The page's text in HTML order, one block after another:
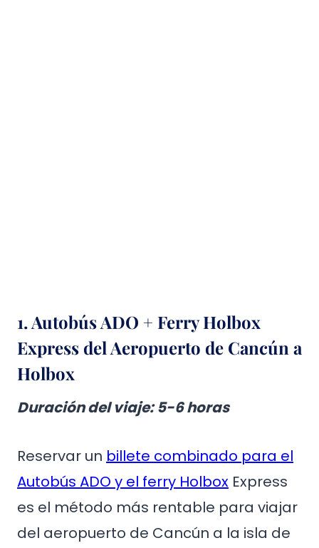
1. Autobús ADO + Ferry Holbox
Express del Aeropuerto de Cancún a
Holbox
Duración del viaje: 5-6 horas
Reservar un billete combinado para el
Autobús ADO y el ferry Holbox Express
es el método más rentable para viajar
del aeropuerto de Cancún a la isla de